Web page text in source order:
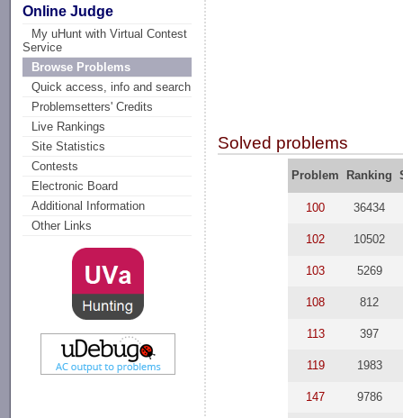
Online Judge
My uHunt with Virtual Contest
Service
Browse Problems
Quick access, info and search
Problemsetters' Credits
Live Rankings
Site Statistics
Contests
Electronic Board
Additional Information
Other Links
Solved problems
Problem Ranking
100 36434
102 10502
103 5269
108 812
113 397
119 1983
147 9786